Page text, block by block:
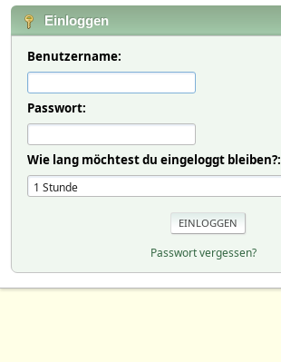
Einloggen
Benutzername:
Passwort:
Wie lang möchtest du eingeloggt bleiben?:
Passwort vergessen?